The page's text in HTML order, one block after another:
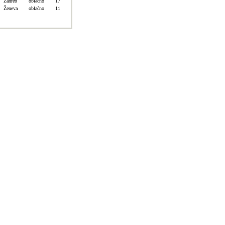
Ženeva
oblačno 11